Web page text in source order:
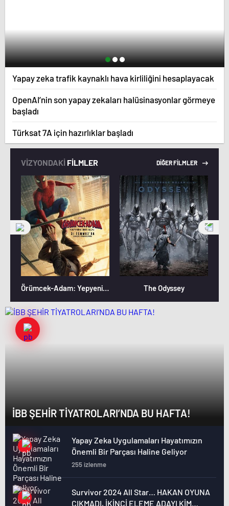
Yapay zeka trafik kaynaklı hava kirliliğini hesaplayacak
OpenAI’nin son yapay zekaları halüsinasyonlar görmeye
başladı
Türksat 7A için hazırlıklar başladı
VİZYONDAKİ FİLMLER DİĞER FİLMLER
Örümcek-Adam: Yepyeni Bir Gün The Odyssey
İBB ŞEHİR TİYATROLARI’NDA BU HAFTA!
Yapay Zeka Uygulamaları Hayatımızın
Önemli Bir Parçası Haline Geliyor
255 izlenme
Survivor 2024 All Star… HAKAN OYUNA
ÇIKMADI, İKİNCİ ELEME ADAYI KİM